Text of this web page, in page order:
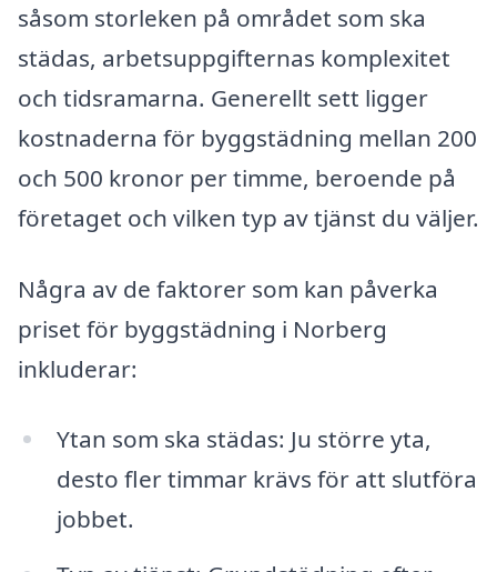
såsom storleken på området som ska
städas, arbetsuppgifternas komplexitet
och tidsramarna. Generellt sett ligger
kostnaderna för byggstädning mellan 200
och 500 kronor per timme, beroende på
företaget och vilken typ av tjänst du väljer.
Några av de faktorer som kan påverka
priset för byggstädning i Norberg
inkluderar:
Ytan som ska städas: Ju större yta,
desto fler timmar krävs för att slutföra
jobbet.